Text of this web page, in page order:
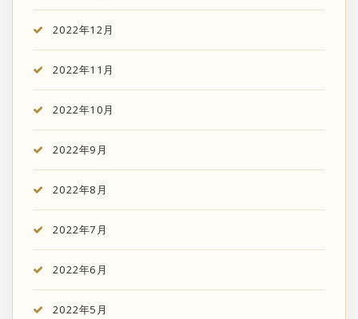
2022年12月
2022年11月
2022年10月
2022年9月
2022年8月
2022年7月
2022年6月
2022年5月